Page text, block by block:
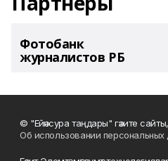
Фотобанк
журналистов РБ
© "Ейәнсура таңдары" гәзите
Об использовании персональных